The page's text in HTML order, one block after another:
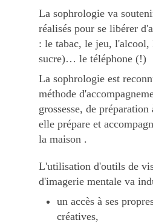
La sophrologie va
réalisés pour se libérer
: le tabac, le jeu,
sucre)… le téléphone (!)
La sophrologie est
méthode
grossesse, de préparation
elle prépare et
la maison .
L'utilisation d'outils de
d'imagerie mentale va
un accès à ses
créatives,